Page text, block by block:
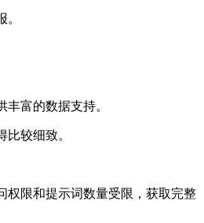
富的数据支持。
较细致。
限和提示词数量受限，获取完整